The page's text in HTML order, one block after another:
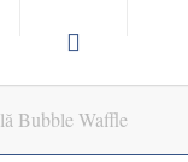
Bubble Waffle